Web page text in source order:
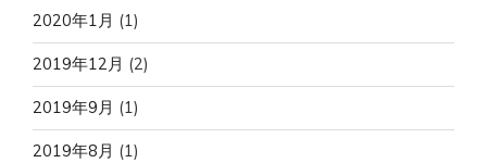
2020年1月 (1)
2019年12月 (2)
2019年9月 (1)
2019年8月 (1)